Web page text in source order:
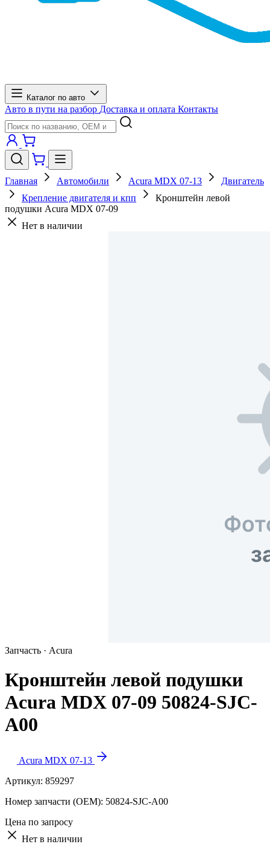
Каталог по авто
Авто в пути на разбор Доставка и оплата Контакты
Главная Автомобили Acura MDX 07-13
Двигатель
Крепление двигателя и кпп
Кронштейн левой
подушки Acura MDX 07-09
Нет в наличии
Запчасть · Acura
Кронштейн левой подушки
Acura MDX 07-09 50824-SJC-
A00
Acura MDX 07-13
Артикул: 859297
Номер запчасти (OEM): 50824-SJC-A00
Цена по запросу
Нет в наличии